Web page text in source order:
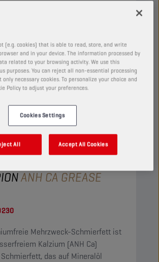
ANH CA GREASE
Mehrzweck-Schmierfett ist
Kalzium (ANH Ca)
das auf Mineralöl
(e.g. cookies) that is able to read, store, and write
and in your device. The information processed by
related to your browsing activity. We use this
purposes. You can reject all non-essential processing
only necessary cookies. To personalize your choice and
Policy to adjust your preferences.
Cookies Settings
All Accept All Cookies